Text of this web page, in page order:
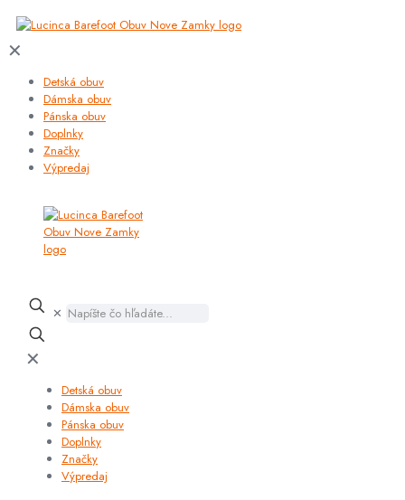
✕
Detská obuv
Dámska obuv
Pánska obuv
Doplnky
Značky
Výpredaj
✕
✕
Detská obuv
Dámska obuv
Pánska obuv
Doplnky
Značky
Výpredaj